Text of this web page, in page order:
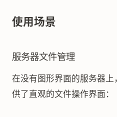
使用场景
服务器文件管理
在没有图形界面的服务器
供了直观的文件操作界面：